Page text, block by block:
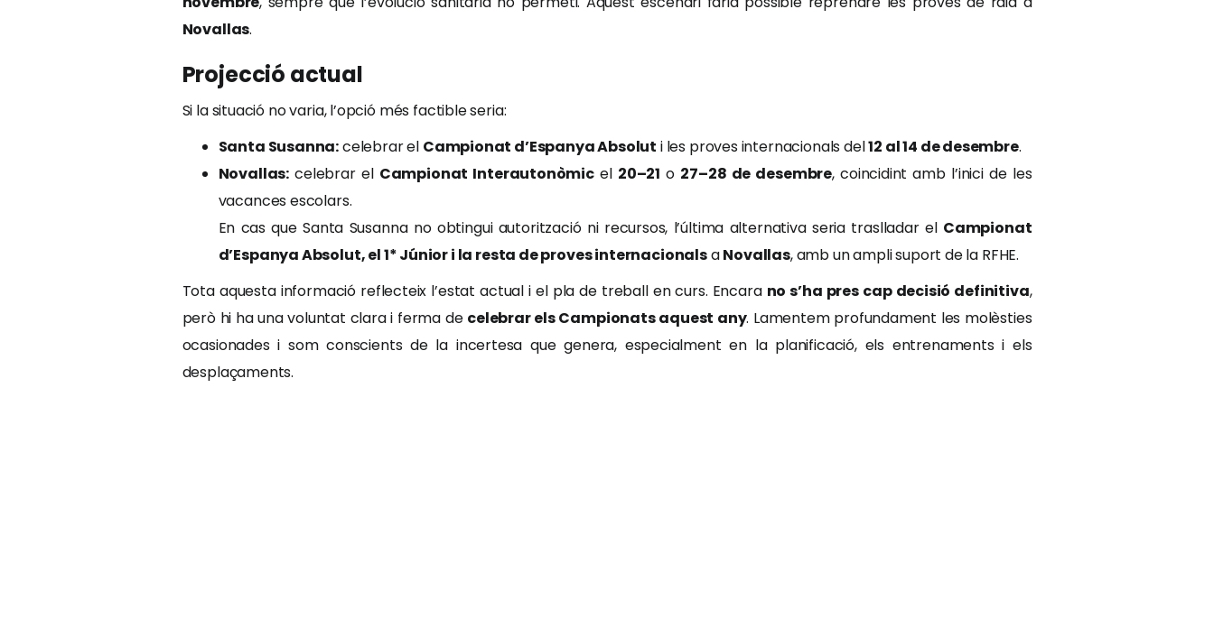
Novallas.
Projecció actual
Si la situació no varia, l’opció més factible seria:
Santa Susanna:celebrar el Campionat d’Espanya Absolut i les proves internacionals del12 al 14 de desembre.
Novallas: celebrar el Campionat Interautonòmicel 20–21 o 27–28 de desembre, coincidint amb l’inici de les
vacances escolars.
En cas que Santa Susanna no obtingui autorització ni recursos, l’última alternativa seria traslladar el Campionat
d’Espanya Absolut, el 1* Júnior i la resta de proves internacionalsaNovallas, amb un ampli suport de la RFHE.
Tota aquesta informació reflecteix l’estat actual i el pla de treball en curs. Encara no s’ha pres cap decisió definitiva,
però hi ha una voluntat clara i ferma de celebrar els Campionats aquest any. Lamentem profundament les molèsties
ocasionades i som conscients de la incertesa que genera, especialment en la planificació, els entrenaments i els
desplaçaments.